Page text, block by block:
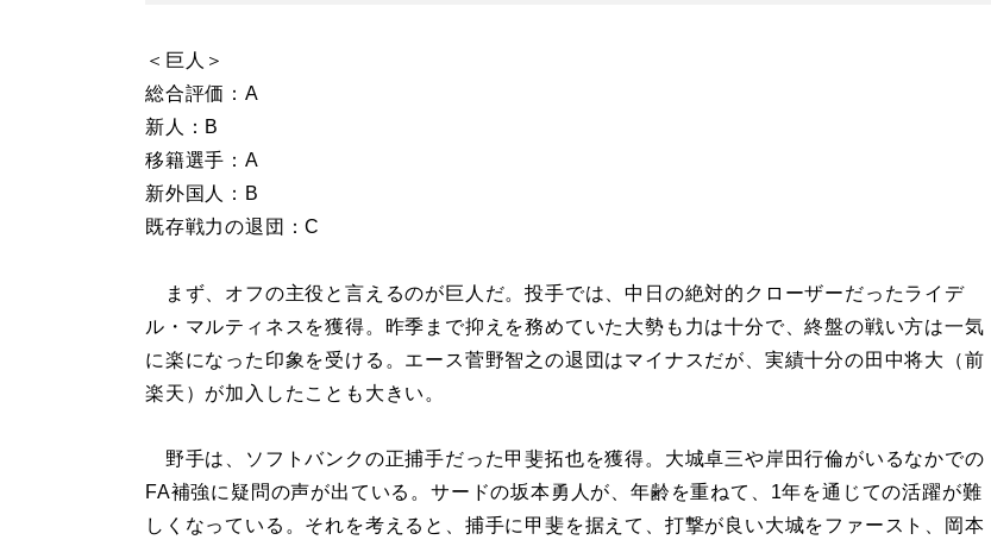
＜巨人＞
総合評価：A
新人：B
移籍選手：A
新外国人：B
既存戦力の退団：C
まず、オフの主役と言えるのが巨人だ。投手では、中日の絶対的クローザーだったライデ
ル・マルティネスを獲得。昨季まで抑えを務めていた大勢も力は十分で、終盤の戦い方は一気
に楽になった印象を受ける。エース菅野智之の退団はマイナスだが、実績十分の田中将大（前
楽天）が加入したことも大きい。
野手は、ソフトバンクの正捕手だった甲斐拓也を獲得。大城卓三や岸田行倫がいるなかでの
FA補強に疑問の声が出ている。サードの坂本勇人が、年齢を重ねて、1年を通じての活躍が難
しくなっている。それを考えると、捕手に甲斐を据えて、打撃が良い大城をファースト、岡本